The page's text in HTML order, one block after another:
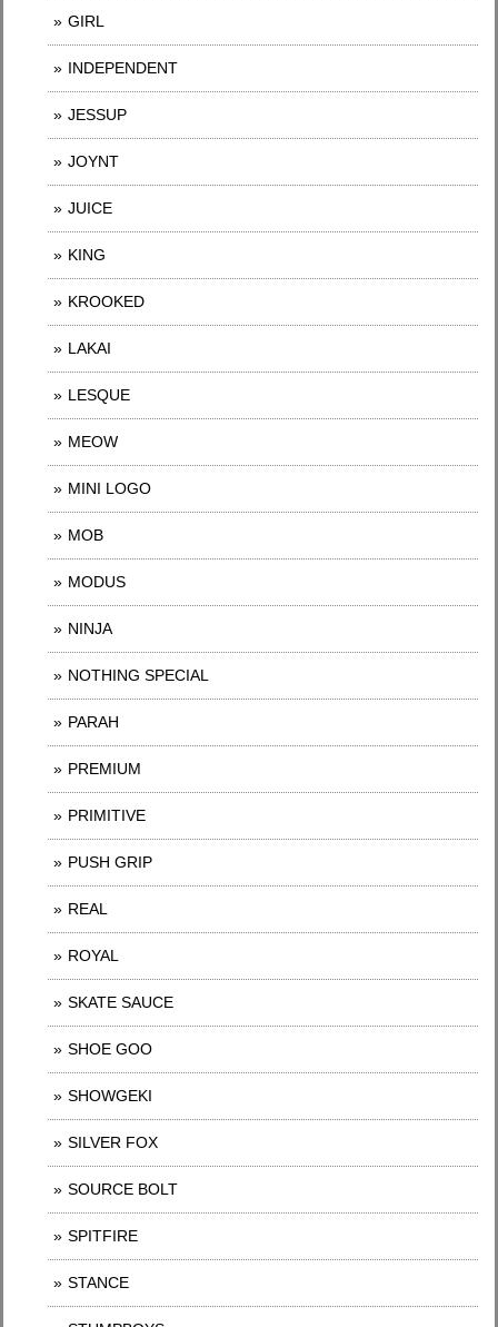
GIRL
INDEPENDENT
JESSUP
JOYNT
JUICE
KING
KROOKED
LAKAI
LESQUE
MEOW
MINI LOGO
MOB
MODUS
NINJA
NOTHING SPECIAL
PARAH
PREMIUM
PRIMITIVE
PUSH GRIP
REAL
ROYAL
SKATE SAUCE
SHOE GOO
SHOWGEKI
SILVER FOX
SOURCE BOLT
SPITFIRE
STANCE